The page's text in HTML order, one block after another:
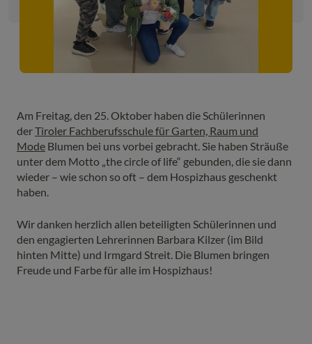
Am Freitag, den 25. Oktober haben die Schülerinnen
derTiroler Fachberufsschule für Garten, Raum und
Mode Blumen bei uns vorbei gebracht. Sie haben Sträuße
unter dem Motto „the circle of life“ gebunden, die sie dann
wieder – wie schon so oft – dem Hospizhaus geschenkt
haben.
Wir danken herzlich allen beteiligten Schülerinnen und
den engagierten Lehrerinnen Barbara Kilzer (im Bild
hinten Mitte) und Irmgard Streit. Die Blumen bringen
Freude und Farbe für alle im Hospizhaus!